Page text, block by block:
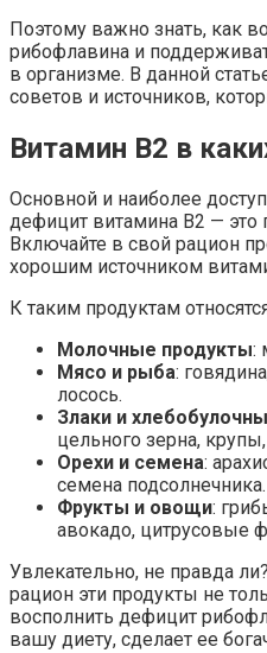
Поэтому важно знать, как
рибофлавина и
в организме. В данной
советов и источников,
Витамин B2 в
Основной и наиболее
дефицит витамина В2 — это
Включайте в свой рацион
хорошим источником
К таким продуктам
Молочные продукты:
Мясо и рыба:
лосось.
Злаки и
цельного зерна,
Орехи и семена:
семена подсолнечника.
Фрукты и овощи:
авокадо, цитрусовые
Увлекательно, не правда
рацион эти продукты не
восполнить дефицит
вашу диету, сделает ее